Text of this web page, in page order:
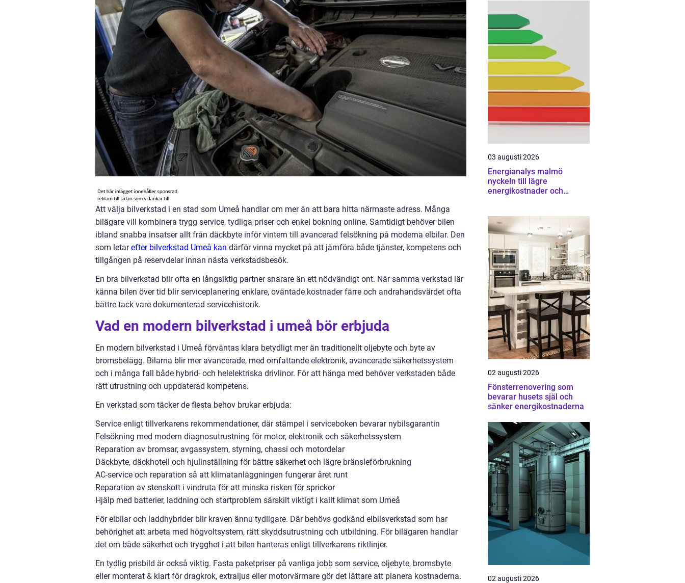
Att välja bilverkstad i en stad som Umeå handlar om mer än att bara hitta närmaste adress. Många
bilägare vill kombinera trygg service, tydliga priser och enkel bokning online. Samtidigt behöver bilen
ibland snabba insatser allt från däckbyte inför vintern till avancerad felsökning på moderna elbilar. Den
som letarefter bilverkstad Umeå kan därför vinna mycket på att jämföra både tjänster, kompetens och
tillgången på reservdelar innan nästa verkstadsbesök.
En bra bilverkstad blir ofta en långsiktig partner snarare än ett nödvändigt ont. När samma verkstad lär
känna bilen över tid blir serviceplanering enklare, oväntade kostnader färre och andrahandsvärdet ofta
bättre tack vare dokumenterad servicehistorik.
Vad en modern bilverkstad i umeå bör erbjuda
En modern bilverkstad i Umeå förväntas klara betydligt mer än traditionellt oljebyte och byte av
bromsbelägg. Bilarna blir mer avancerade, med omfattande elektronik, avancerade säkerhetssystem
och i många fall både hybrid- och helelektriska drivlinor. För att hänga med behöver verkstaden både
rätt utrustning och uppdaterad kompetens.
En verkstad som täcker de flesta behov brukar erbjuda:
Service enligt tillverkarens rekommendationer, där stämpel i serviceboken bevarar nybilsgarantin
Felsökning med modern diagnosutrustning för motor, elektronik och säkerhetssystem
Reparation av bromsar, avgassystem, styrning, chassi och motordelar
Däckbyte, däckhotell och hjulinställning för bättre säkerhet och lägre bränsleförbrukning
AC-service och reparation så att klimatanläggningen fungerar året runt
Reparation av stenskott i vindruta för att minska risken för sprickor
Hjälp med batterier, laddning och startproblem särskilt viktigt i kallt klimat som Umeå
För elbilar och laddhybrider blir kraven ännu tydligare. Där behövs godkänd elbilsverkstad som har
behörighet att arbeta med högvoltsystem, rätt skyddsutrustning och utbildning. För bilägaren handlar
det om både säkerhet och trygghet i att bilen hanteras enligt tillverkarens riktlinjer.
En tydlig prisbild är också viktig. Fasta paketpriser på vanliga jobb som service, oljebyte, bromsbyte
eller monterat & klart för dragkrok, extraljus eller motorvärmare gör det lättare att planera kostnaderna.
03 augusti 2026
Energianalys malmö
nyckeln till lägre
energikostnader och
02 augusti 2026
Fönsterrenovering som
bevarar husets själ och
sänker energikostnaderna
02 augusti 2026